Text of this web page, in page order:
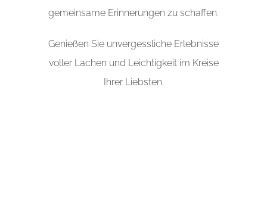
gemeinsame Erinnerungen zu schaffen.
Genießen Sie unvergessliche Erlebnisse
voller Lachen und Leichtigkeit im Kreise
Ihrer Liebsten.